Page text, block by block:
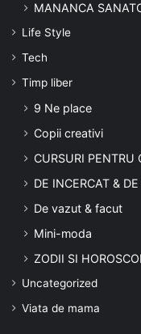
MANANCA
Life Style
Tech
Timp liber
9 Ne place
Copii creativi
CURSURI PENTRU
DE INCERCAT &
De vazut & facut
Mini-moda
ZODII SI
Uncategorized
Viata de mama